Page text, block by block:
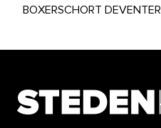
BOXERSCHORT DEVENTER